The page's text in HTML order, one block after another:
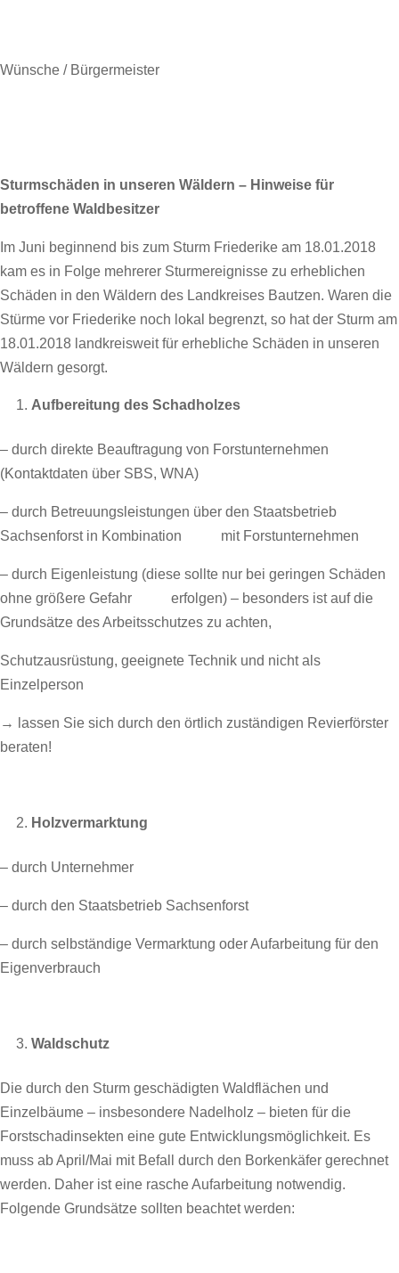
Wünsche / Bürgermeister
Sturmschäden in unseren Wäldern – Hinweise für
betroffene Waldbesitzer
Im Juni beginnend bis zum Sturm Friederike am 18.01.2018
kam es in Folge mehrerer Sturmereignisse zu erheblichen
Schäden in den Wäldern des Landkreises Bautzen. Waren die
Stürme vor Friederike noch lokal begrenzt, so hat der Sturm am
18.01.2018 landkreisweit für erhebliche Schäden in unseren
Wäldern gesorgt.
Aufbereitung des Schadholzes
– durch direkte Beauftragung von Forstunternehmen
(Kontaktdaten über SBS, WNA)
– durch Betreuungsleistungen über den Staatsbetrieb
Sachsenforst in Kombination mit Forstunternehmen
– durch Eigenleistung (diese sollte nur bei geringen Schäden
ohne größere Gefahr erfolgen) – besonders ist auf die
Grundsätze des Arbeitsschutzes zu achten,
Schutzausrüstung, geeignete Technik und nicht als
Einzelperson
→ lassen Sie sich durch den örtlich zuständigen Revierförster
beraten!
Holzvermarktung
– durch Unternehmer
– durch den Staatsbetrieb Sachsenforst
– durch selbständige Vermarktung oder Aufarbeitung für den
Eigenverbrauch
Waldschutz
Die durch den Sturm geschädigten Waldflächen und
Einzelbäume – insbesondere Nadelholz – bieten für die
Forstschadinsekten eine gute Entwicklungsmöglichkeit. Es
muss ab April/Mai mit Befall durch den Borkenkäfer gerechnet
werden. Daher ist eine rasche Aufarbeitung notwendig.
Folgende Grundsätze sollten beachtet werden: